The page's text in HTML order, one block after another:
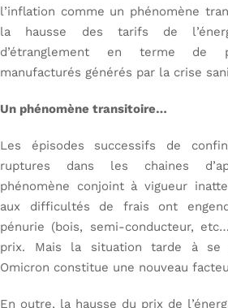
l’inflation comme un phénomène
la hausse des tarifs de
d’étranglement en terme de
manufacturés générés par la crise
Un phénomène transitoire…
Les épisodes successifs de
ruptures dans les chaines
phénomène conjoint à vigueur
aux difficultés de frais ont
pénurie (bois, semi-conducteur,
prix. Mais la situation tarde à
Omicron constitue une nouveau
En outre, la hausse du prix de